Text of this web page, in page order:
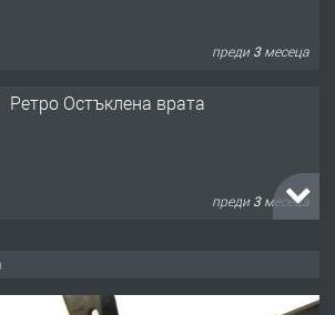
преди 3 месеца
Ретро Остъклена врата
преди 3 месеца